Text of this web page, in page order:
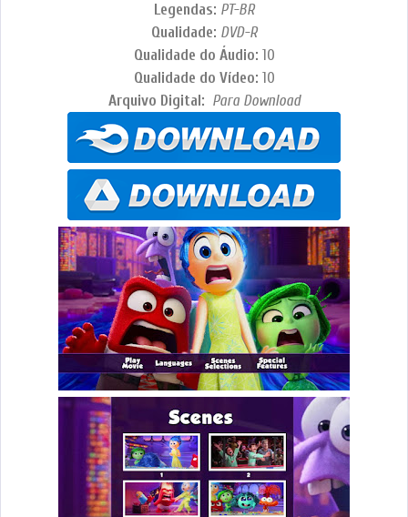
Legendas: PT-BR
Qualidade: DVD-R
Qualidade do Áudio: 10
Qualidade do Vídeo: 10
Arquivo Digital: Para Download